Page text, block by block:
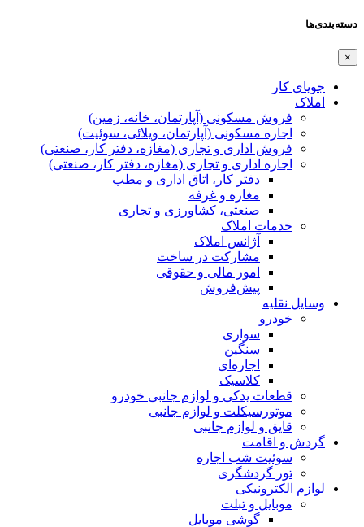
دسته‌بندی‌ها
×
جویای کار
املاک
فروش مسکونی (آپارتمان، خانه، زمین)
اجاره مسکونی (آپارتمان، ویلائی، سوئیت)
فروش اداری و تجاری (مغازه، دفتر کار، صنعتی)
اجاره اداری و تجاری (مغازه، دفتر کار، صنعتی)
دفتر کار، اتاق اداری و مطب
مغازه و غرفه
صنعتی،‌ کشاورزی و تجاری
خدمات املاک
آژانس املاک
مشارکت در ساخت
امور مالی و حقوقی
پیش‌فروش
وسایل نقلیه
خودرو
سواری
سنگین
اجاره‌ای
کلاسیک
قطعات یدکی و لوازم جانبی خودرو
موتورسیکلت و لوازم جانبی
قایق و لوازم جانبی
گردش و اقامت
سوئیت شب اجاره
تور گردشگری
لوازم الکترونیکی
موبایل و تبلت
گوشی موبایل